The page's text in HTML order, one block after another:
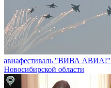
авиафестиваль "ВИВА АВИА!"
Новосибирской области